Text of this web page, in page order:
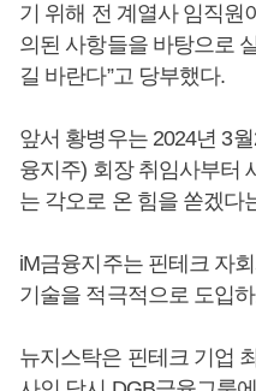
기 위해 전 계열사 임직원
의된 사항들을 바탕으로
길 바란다”고 당부했다.
앞서 황병우는 2024년 3
융지주) 회장 취임사부터
는 각오로 온 힘을 쏟겠다
iM금융지주는 핀테크 자
기술을 적극적으로 도입
뉴지스탁은 핀테크 기업